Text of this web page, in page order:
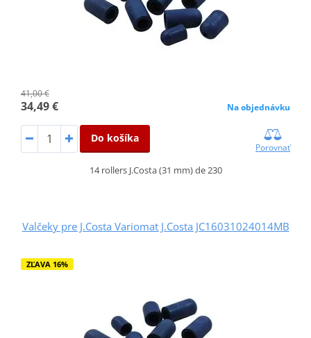
41,00 €
34,49 € Na objednávku
Do košíka
Porovnať
14 rollers J.Costa (31 mm) de 230
Valčeky pre J.Costa Variomat J.Costa JC16031024014MB
ZĽAVA 16%